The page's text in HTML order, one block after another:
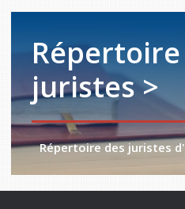
Répertoire
juristes >
Répertoire des juristes